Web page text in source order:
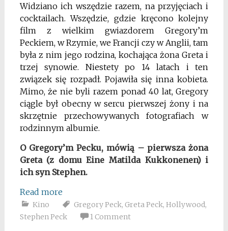
Widziano ich wszędzie razem, na przyjęciach i
cocktailach. Wszędzie, gdzie kręcono kolejny
film z wielkim gwiazdorem Gregory’m
Peckiem, w Rzymie, we Francji czy w Anglii, tam
była z nim jego rodzina, kochająca żona Greta i
trzej synowie. Niestety po 14 latach i ten
związek się rozpadł. Pojawiła się inna kobieta.
Mimo, że nie byli razem ponad 40 lat, Gregory
ciągle był obecny w sercu pierwszej żony i na
skrzętnie przechowywanych fotografiach w
rodzinnym albumie.
O Gregory’m Pecku, mówią – pierwsza żona
Greta (z domu Eine Matilda Kukkonenen) i
ich syn Stephen.
Read more
Kino Gregory Peck, Greta Peck, Hollywood,
Stephen Peck
1 Comment